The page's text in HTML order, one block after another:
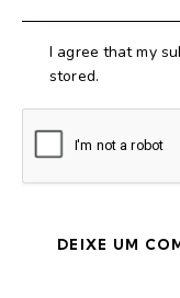
I agree that my
stored.